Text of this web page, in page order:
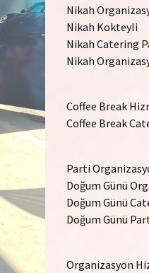
Nikah
Nikah Kokteyli
Nikah Catering
Nikah
Coffee Break
Coffee Break
Parti
Doğum Günü
Doğum Günü
Doğum Günü
Organizasyon